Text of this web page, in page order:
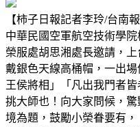
【柿子日報記者李玲/台南
中華民國空軍航空技術學
榮服處胡思湘處長邀請，
戴銀色天線高桶帽，一出
王侯將相」「凡出我門者
挑大師也！向大家問候，
境為題，鼓勵小榮眷要有